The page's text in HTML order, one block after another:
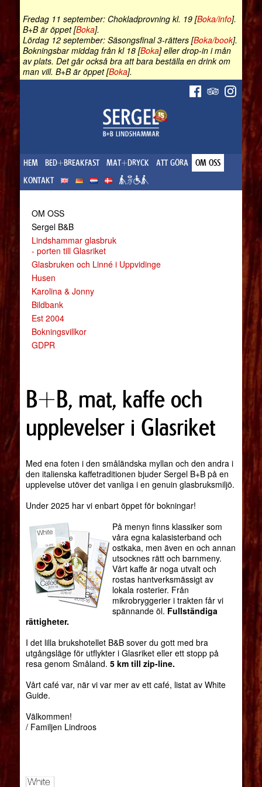
Fredag 11 september: Chokladprovning kl. 19 [Boka/info].
B+B är öppet [Boka].
Lördag 12 september: Säsongsfinal 3-rätters [Boka/book].
Bokningsbar middag från kl 18 [Boka] eller drop-in i mån
av plats. Det går också bra att bara beställa en drink om
man vill. B+B är öppet [Boka].
HEM BED+BREAKFAST MAT+DRYCK ATT GÖRA
OM OSS
KONTAKT
OM OSS
Sergel B&B
Lindshammar glasbruk
- porten till Glasriket
Glasbruken och Linné i Uppvidinge
Husen
Karolina & Jonny
Bildbank
Est 2004
Bokningsvillkor
GDPR
B+B, mat, kaffe och
upplevelser i Glasriket
Med ena foten i den småländska myllan och den andra i
den italienska kaffetraditionen bjuder Sergel B+B på en
upplevelse utöver det vanliga i en genuin glasbruksmiljö.
Under 2025 har vi enbart öppet för bokningar!
På menyn finns klassiker som
våra egna kalasisterband och
ostkaka, men även en och annan
utsocknes rätt och barnmeny.
Vårt kaffe är noga utvalt och
rostas hantverksmässigt av
lokala rosterier. Från
mikrobryggerier i trakten får vi
spännande öl. Fullständiga
rättigheter.
I det lilla brukshotellet B&B sover du gott med bra
utgångsläge för utflykter i Glasriket eller ett stopp på
resa genom Småland. 5 km till zip-line.
Vårt café var, när vi var mer av ett café, listat av White
Guide.
Välkommen!
/ Familjen Lindroos